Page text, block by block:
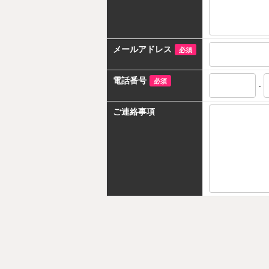
メールアドレス 必須
電話番号 必須 -
ご連絡事項